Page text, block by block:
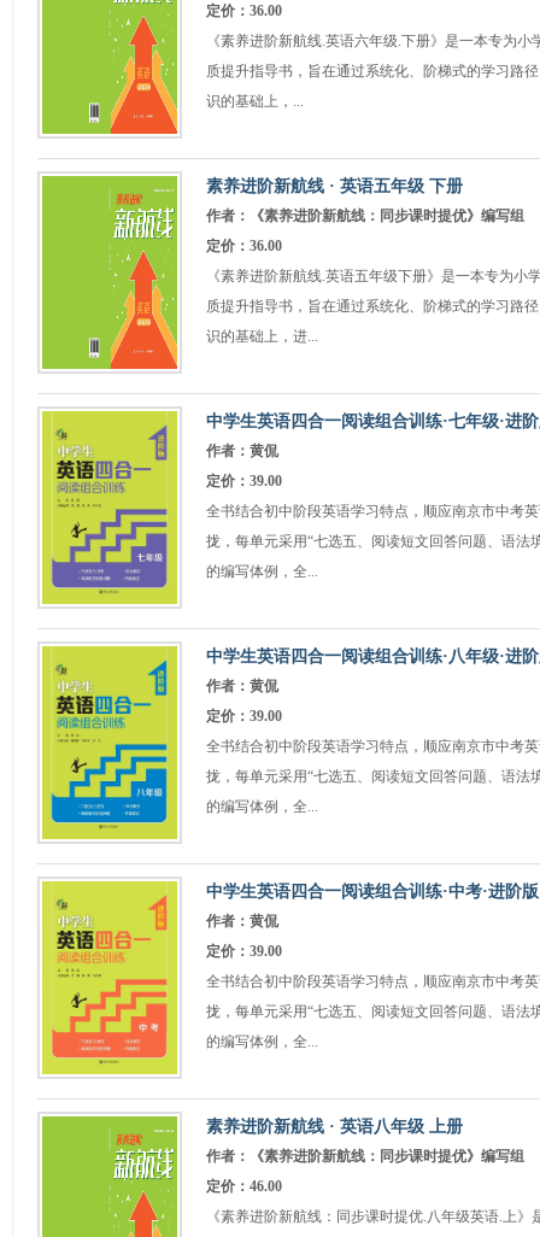
定价：36.00
《素养进阶新航线.英语六年级.下册》是一本专为
质提升指导书，旨在通过系统化、阶梯式的学习路
识的基础上，...
素养进阶新航线 · 英语五年级 下册
作者：《素养进阶新航线：同步课时提优》编写组
定价：36.00
《素养进阶新航线.英语五年级下册》是一本专为小
质提升指导书，旨在通过系统化、阶梯式的学习路
识的基础上，进...
中学生英语四合一阅读组合训练·七年级·进
作者：黄侃
定价：39.00
全书结合初中阶段英语学习特点，顺应南京市中考
拢，每单元采用“七选五、阅读短文回答问题、语法
的编写体例，全...
中学生英语四合一阅读组合训练·八年级·进
作者：黄侃
定价：39.00
全书结合初中阶段英语学习特点，顺应南京市中考
拢，每单元采用“七选五、阅读短文回答问题、语法
的编写体例，全...
中学生英语四合一阅读组合训练·中考·进阶版
作者：黄侃
定价：39.00
全书结合初中阶段英语学习特点，顺应南京市中考
拢，每单元采用“七选五、阅读短文回答问题、语法
的编写体例，全...
素养进阶新航线 · 英语八年级 上册
作者：《素养进阶新航线：同步课时提优》编写组
定价：46.00
《素养进阶新航线：同步课时提优.八年级英语.上